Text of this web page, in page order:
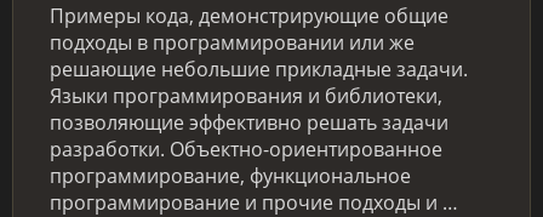
Примеры кода, демонстрирующие общие
подходы в программировании или же
решающие небольшие прикладные задачи.
Языки программирования и библиотеки,
позволяющие эффективно решать задачи
разработки. Объектно-ориентированное
программирование, функциональное
программирование и прочие подходы и …